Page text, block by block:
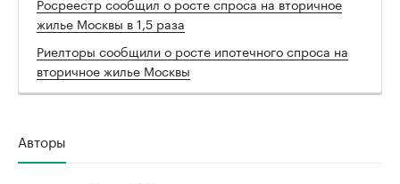
жилье Москвы в 1,5 раза
Риелторы сообщили о росте ипотечного спроса на
вторичное жилье Москвы
Авторы